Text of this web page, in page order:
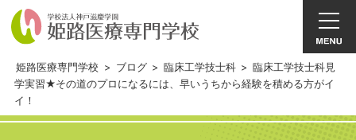
姫路医療専門学校 > ブログ > 臨床工学技士科 > 臨床工学技士科見
学実習★その道のプロになるには、早いうちから経験を積める方がイ
イ！